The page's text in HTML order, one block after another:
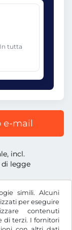
simili. Alcuni
per eseguire
contenuti
di terzi. I fornitori
tutta
e-mail
incl.
di legge